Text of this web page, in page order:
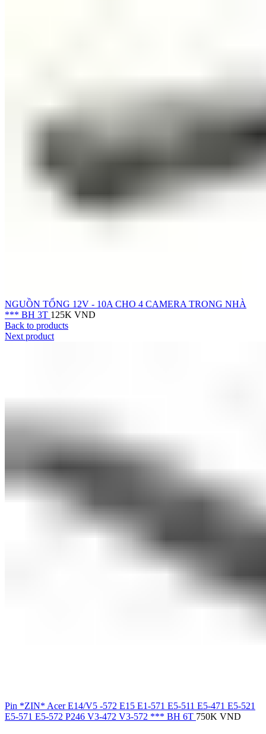
NGUỒN TỔNG 12V - 10A CHO 4 CAMERA TRONG NHÀ
*** BH 3T 125K VND
Back to products
Next product
Pin *ZIN* Acer E14/V5 -572 E15 E1-571 E5-511 E5-471 E5-521
E5-571 E5-572 P246 V3-472 V3-572 *** BH 6T 750K VND